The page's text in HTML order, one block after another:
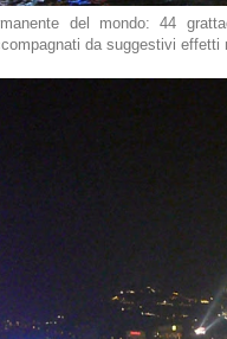
del mondo: 44
da suggestivi